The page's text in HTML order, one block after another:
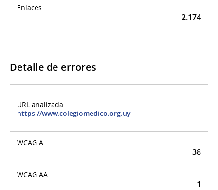
2.174
Detalle de errores
https://www.colegiomedico.org.uy
38
1